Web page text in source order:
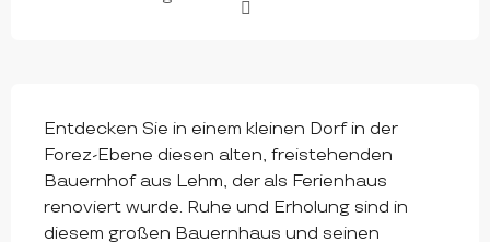
Entdecken Sie in einem kleinen Dorf in der
Forez-Ebene diesen alten, freistehenden
Bauernhof aus Lehm, der als Ferienhaus
renoviert wurde. Ruhe und Erholung sind in
diesem großen Bauernhaus und seinen